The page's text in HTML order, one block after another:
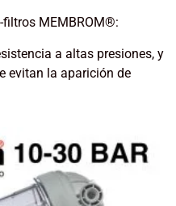
MEMBROM®:
a altas presiones, y
evitan la aparición de